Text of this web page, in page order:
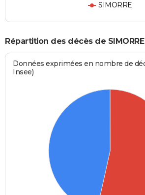
SIMORRE
Répartition des décès de
Données exprimées en nombre de
Insee)